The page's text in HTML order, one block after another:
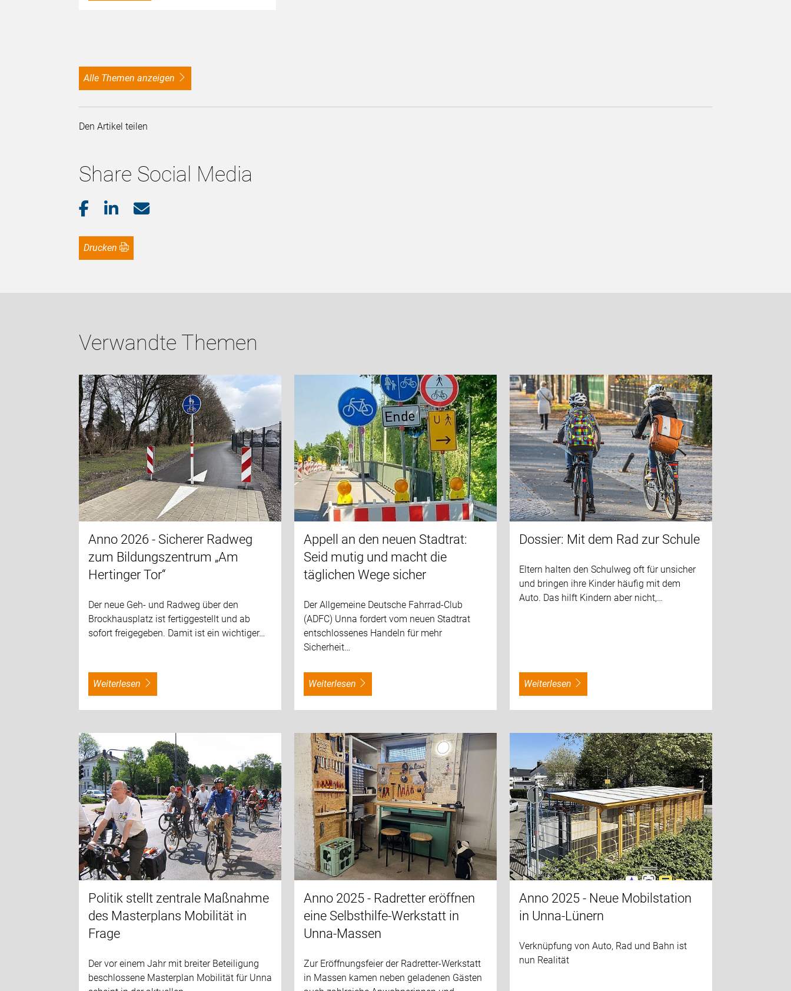
alle Themen anzeigen
Den Artikel teilen
Share Social Media
Drucken
Verwandte Themen
Anno 2026 - Sicherer Radweg
zum Bildungszentrum „Am
Hertinger Tor“
Der neue Geh- und Radweg über den
Brockhausplatz ist fertiggestellt und ab
sofort freigegeben. Damit ist ein wichtiger…
weiterlesen
Appell an den neuen Stadtrat:
Seid mutig und macht die
täglichen Wege sicher
Der Allgemeine Deutsche Fahrrad-Club
(ADFC) Unna fordert vom neuen Stadtrat
entschlossenes Handeln für mehr
Sicherheit…
weiterlesen
Dossier: Mit dem Rad zur Schule
Eltern halten den Schulweg oft für unsicher
und bringen ihre Kinder häufig mit dem
Auto. Das hilft Kindern aber nicht,…
weiterlesen
Politik stellt zentrale Maßnahme
des Masterplans Mobilität in
Frage
Der vor einem Jahr mit breiter Beteiligung
beschlossene Masterplan Mobilität für Unna
Anno 2025 - Radretter eröffnen
eine Selbsthilfe-Werkstatt in
Unna-Massen
Zur Eröffnungsfeier der Radretter-Werkstatt
in Massen kamen neben geladenen Gästen
Anno 2025 - Neue Mobilstation
in Unna-Lünern
Verknüpfung von Auto, Rad und Bahn ist
nun Realität